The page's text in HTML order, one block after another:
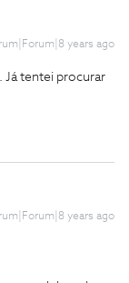
years ago
Já tentei procurar
years ago